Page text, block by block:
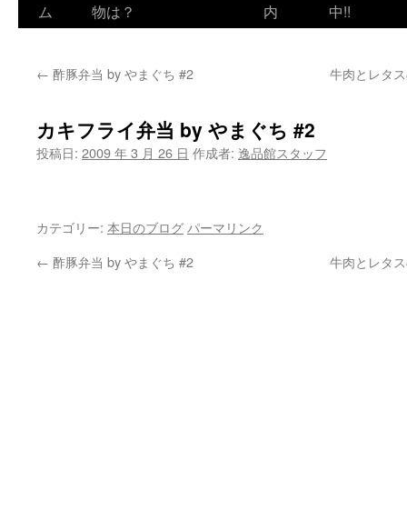
ム
物は？
内
中!!
← 酢豚弁当 by やまぐち #2 牛肉とレタ
カキフライ弁当 by やまぐち #2
投稿日: 2009 年 3 月 26 日 作成者: 逸品館スタッフ
カテゴリー: 本日のブログ パーマリンク
← 酢豚弁当 by やまぐち #2 牛肉とレタ